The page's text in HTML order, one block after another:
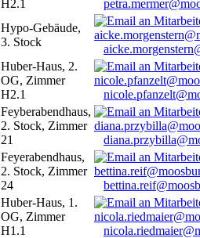
H2.1
Hypo-Gebäude,
3. Stock
Huber-Haus, 2.
OG, Zimmer
H2.1
Feyberabendhaus,
2. Stock, Zimmer
21
Feyerabendhaus,
2. Stock, Zimmer
24
Huber-Haus, 1.
OG, Zimmer
H1.1